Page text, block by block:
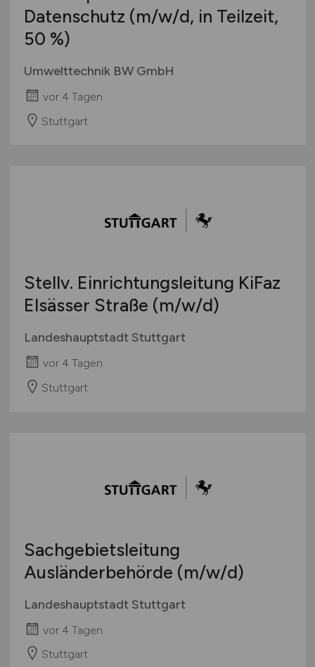
Datenschutz (m/w/d, in Teilzeit,
50 %)
Umwelttechnik BW GmbH
vor 4 Tagen
Stuttgart
Stellv. Einrichtungsleitung KiFaz
Elsässer Straße (m/w/d)
Landeshauptstadt Stuttgart
vor 4 Tagen
Stuttgart
Sachgebietsleitung
Ausländerbehörde (m/w/d)
Landeshauptstadt Stuttgart
vor 4 Tagen
Stuttgart